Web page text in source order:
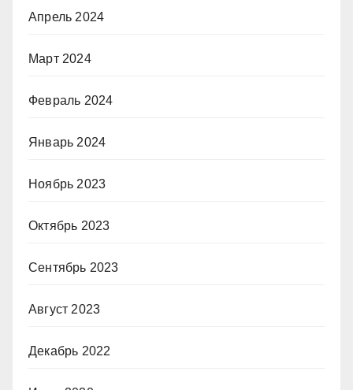
Апрель 2024
Март 2024
Февраль 2024
Январь 2024
Ноябрь 2023
Октябрь 2023
Сентябрь 2023
Август 2023
Декабрь 2022